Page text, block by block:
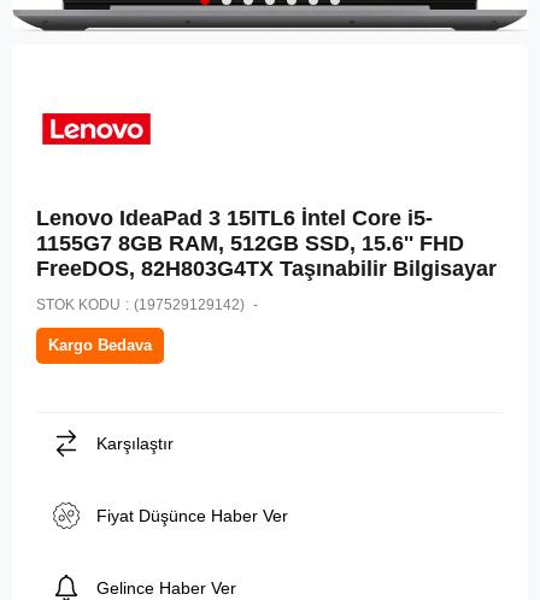
Lenovo IdeaPad 3 15ITL6 İntel Core i5-
1155G7 8GB RAM, 512GB SSD, 15.6'' FHD
FreeDOS, 82H803G4TX Taşınabilir Bilgisayar
STOK KODU (197529129142)
Kargo Bedava
Karşılaştır
Fiyat Düşünce Haber Ver
Gelince Haber Ver